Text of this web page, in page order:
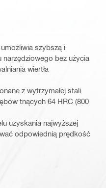
szybszą i
narzędziowego bez użycia
wiertła
z wytrzymałej stali
tnących 64 HRC (800
uzyskania najwyższej
odpowiednią prędkość